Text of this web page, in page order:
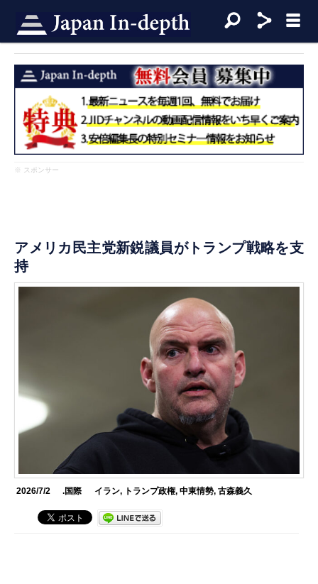
※ スポンサー
アメリカ民主党新鋭議員がトランプ戦略を支
持
2026/7/2 .国際 イラン, トランプ政権, 中東情勢, 古森義久